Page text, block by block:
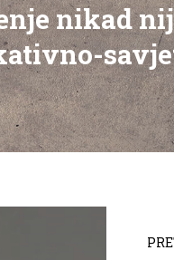
nikad